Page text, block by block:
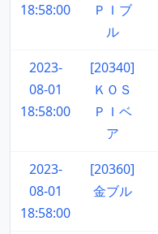
18:58:00
ＰＩブ
ル
2023-
08-01
18:58:00
[20340]
ＫＯＳ
ＰＩベ
ア
2023-
08-01
18:58:00
[20360]
金ブル